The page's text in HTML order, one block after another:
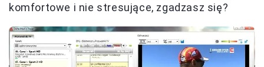
komfortowe i nie stresujące, zgadzasz się?